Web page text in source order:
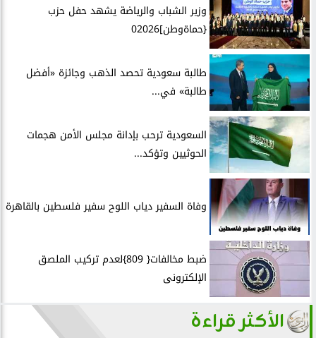
وزير الشباب والرياضة يشهد حفل حزب
{حماةوطن]02026
طالبة سعودية تحصد الذهب وجائزة «أفضل
طالبة» في...
السعودية ترحب بإدانة مجلس الأمن هجمات
الحوثيين وتؤكد...
وفاة السفير دياب اللوح سفير فلسطين بالقاهرة
ضبط مخالفات{ 809}لعدم تركيب الملصق
الإلكترونى
الأكثر قراءة